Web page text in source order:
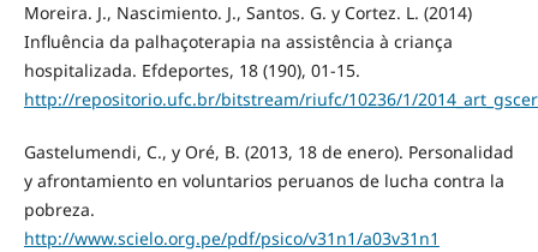
Moreira. J., Nascimiento. J., Santos. G. y Cortez. L. (2014)
Influência da palhaçoterapia na assistência à criança
hospitalizada. Efdeportes, 18 (190), 01-15.
http://repositorio.ufc.br/bitstream/riufc/10236/1/
Gastelumendi, C., y Oré, B. (2013, 18 de enero). Personalidad
y afrontamiento en voluntarios peruanos de lucha contra la
pobreza.
http://www.scielo.org.pe/pdf/psico/v31n1/a03v31n1